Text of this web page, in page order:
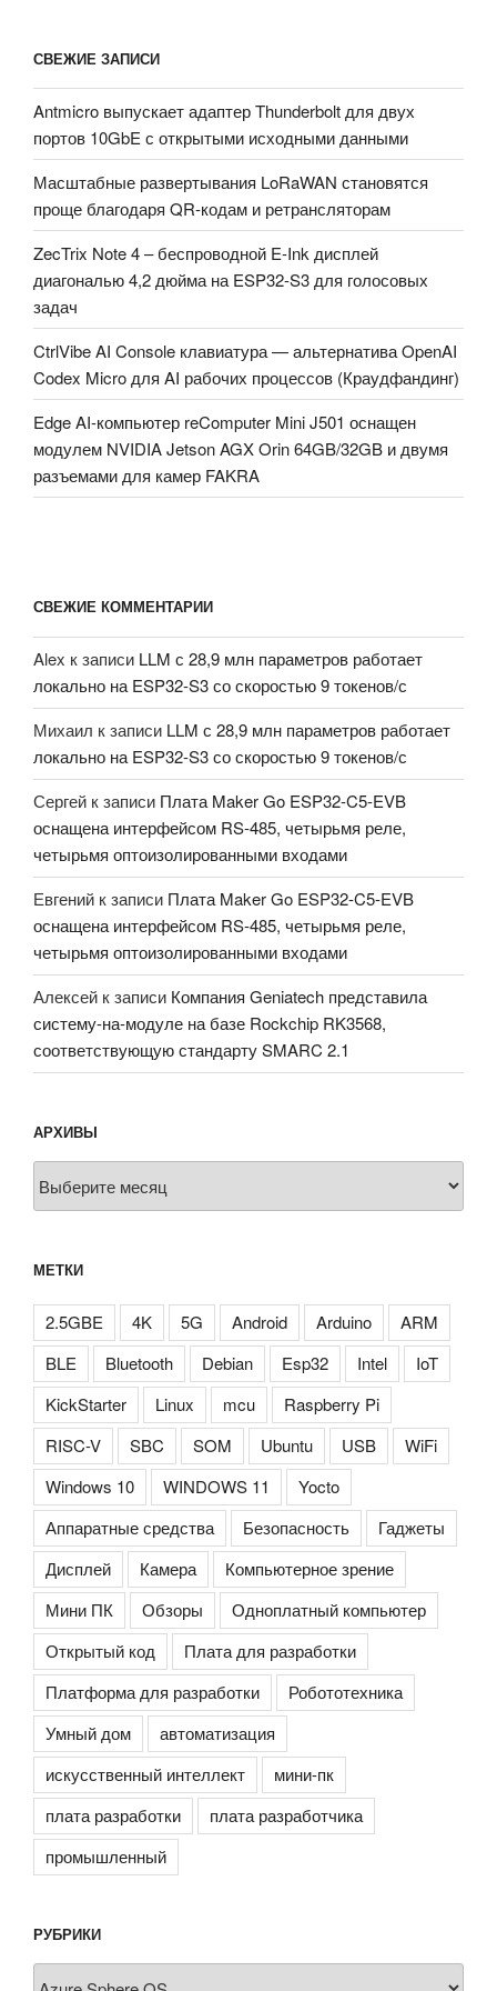
СВЕЖИЕ ЗАПИСИ
Antmicro выпускает адаптер Thunderbolt для двух
портов 10GbE с открытыми исходными данными
Масштабные развертывания LoRaWAN становятся
проще благодаря QR-кодам и ретрансляторам
ZecTrix Note 4 – беспроводной E-Ink дисплей
диагональю 4,2 дюйма на ESP32-S3 для голосовых
задач
CtrlVibe AI Console клавиатура — альтернатива OpenAI
Codex Micro для AI рабочих процессов (Краудфандинг)
Edge AI-компьютер reComputer Mini J501 оснащен
модулем NVIDIA Jetson AGX Orin 64GB/32GB и двумя
разъемами для камер FAKRA
СВЕЖИЕ КОММЕНТАРИИ
Alex к записи LLM с 28,9 млн параметров работает
локально на ESP32-S3 со скоростью 9 токенов/с
Михаил к записи LLM с 28,9 млн параметров работает
локально на ESP32-S3 со скоростью 9 токенов/с
Сергей к записи Плата Maker Go ESP32-C5-EVB
оснащена интерфейсом RS-485, четырьмя реле,
четырьмя оптоизолированными входами
Евгений к записи Плата Maker Go ESP32-C5-EVB
оснащена интерфейсом RS-485, четырьмя реле,
четырьмя оптоизолированными входами
Алексей к записи Компания Geniatech представила
систему-на-модуле на базе Rockchip RK3568,
соответствующую стандарту SMARC 2.1
АРХИВЫ
МЕТКИ
2.5GBE 4K 5G Android Arduino
ARM
BLE
Bluetooth Debian Esp32 Intel
IoT
KickStarter
Linux mcu
Raspberry Pi
RISC-V
SBC SOM Ubuntu USB
WiFi
Windows 10
WINDOWS 11
Yocto
Аппаратные средства
Безопасность
Гаджеты
Дисплей
Камера
Компьютерное зрение
Мини ПК
Обзоры
Одноплатный компьютер
Открытый код
Плата для разработки
Платформа для разработки
Робототехника
Умный дом
автоматизация
искусственный интеллект
мини-пк
плата разработки
плата разработчика
промышленный
РУБРИКИ